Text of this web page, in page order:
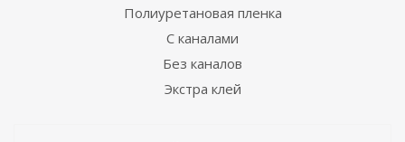
Полиуретановая пленка
С каналами
Без каналов
Экстра клей